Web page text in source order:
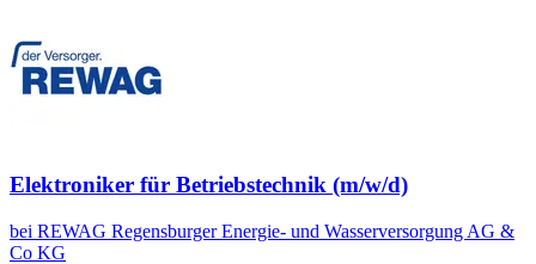
Elektroniker für Betriebstechnik (m/w/d)
bei REWAG Regensburger Energie- und Wasserversorgung AG &
Co KG